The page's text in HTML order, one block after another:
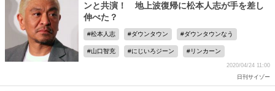
ンと共演！ 地上波復帰に松本人志が手を差し
伸べた？
松本人志 ダウンタウン ダウンタウンなう
山口智充 にじいろジーン リンカーン
2020/04/24 11:00
日刊サイゾー